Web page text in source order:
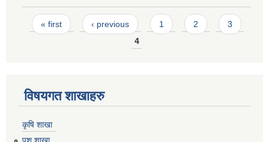
Pages
« first ‹ previous 1 2
3
4
विषयगत शाखाहरु
कृषि शाखा